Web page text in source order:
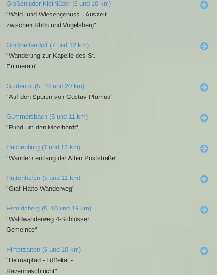
Großenlüder-Kleinlüder (6 und 10 km)
"Wald- und Wiesengenuss - Auszeit
zwischen Rhön und Vogelsberg"
Großhelfendorf (7 und 12 km)
"Wanderung zur Kapelle des St.
Emmeram"
Guldental (5, 10 und 20 km)
"Auf den Spuren von Gustav Pfarrius"
Gummersbach (5 und 11 km)
"Rund um den Meerhardt"
Hachenburg (7 und 12 km)
"Wandern entlang der Alten Poststraße"
Hattenhofen (5 und 11 km)
"Graf-Hatto-Wanderweg"
Heroldsberg (5, 10 und 16 km)
"Waldwanderweg 4-Schlösser
Gemeinde"
Hinterzarten (6 und 10 km)
"Heimatpfad - Löffeltal -
Ravennaschlucht"